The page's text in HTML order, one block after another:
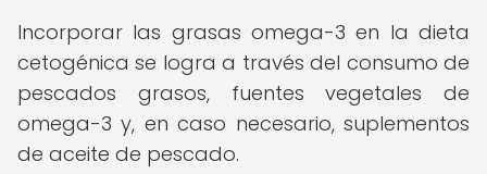
Incorporar las grasas omega-3 en la dieta
cetogénica se logra a través del consumo de
pescados grasos, fuentes vegetales de
omega-3 y, en caso necesario, suplementos
de aceite de pescado.